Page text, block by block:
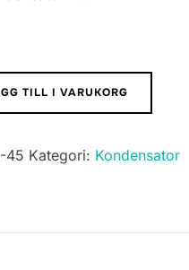
TILL I VARUKORG
45 Kategori: Kondensator